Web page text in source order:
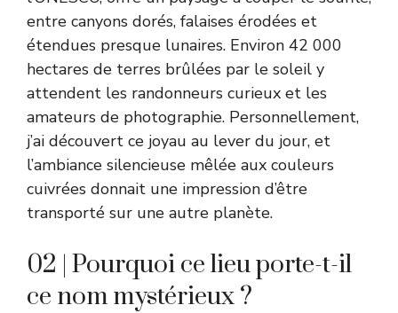
entre canyons dorés, falaises érodées et
étendues presque lunaires. Environ 42 000
hectares de terres brûlées par le soleil y
attendent les randonneurs curieux et les
amateurs de photographie. Personnellement,
j’ai découvert ce joyau au lever du jour, et
l’ambiance silencieuse mêlée aux couleurs
cuivrées donnait une impression d’être
transporté sur une autre planète.
02 | Pourquoi ce lieu porte-t-il
ce nom mystérieux ?